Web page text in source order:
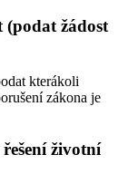
(podat žádost
kterákoli
zákona je
životní